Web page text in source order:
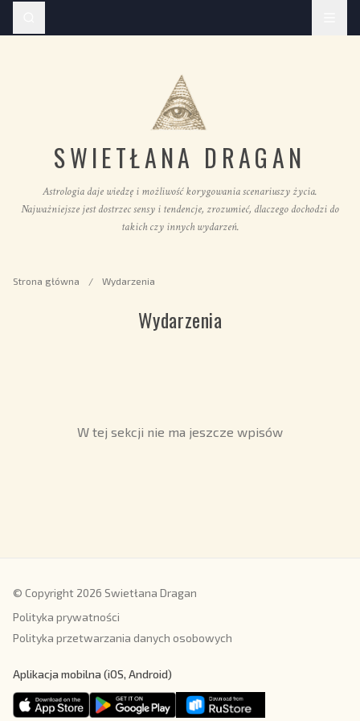
SWIETŁANA DRAGAN
Astrologia daje wiedzę i możliwość korygowania scenariuszy życia.
Najważniejsze jest dostrzec sensy i tendencje, zrozumieć, dlaczego dochodzi do
takich czy innych wydarzeń.
Strona główna / Wydarzenia
Wydarzenia
W tej sekcji nie ma jeszcze wpisów
© Copyright 2026 Swietłana Dragan
Polityka prywatności
Polityka przetwarzania danych osobowych
Aplikacja mobilna (iOS, Android)